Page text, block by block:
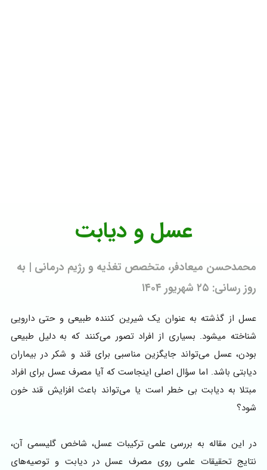
عسل و دیابت
محمدحسن میعادفر، متخصص تغذیه و رژیم درمانی | به
روز رسانی: ۲۵ شهریور ۱۴۰۴
عسل از گذشته به عنوان یک شیرین کننده طبیعی و حتی دارویی
شناخته میشود. بسیاری از افراد تصور می‌کنند که به دلیل طبیعی
بودن، عسل می‌تواند جایگزین مناسبی برای قند و شکر در بیماران
دیابتی باشد. اما سؤال اصلی اینجاست که آیا مصرف عسل برای افراد
مبتلا به دیابت بی خطر است یا می‌تواند باعث افزایش قند خون
شود؟
در این مقاله به بررسی علمی ترکیبات عسل، شاخص گلیسمی آن،
نتایج تحقیقات علمی روی مصرف عسل در دیابت و توصیه‌های